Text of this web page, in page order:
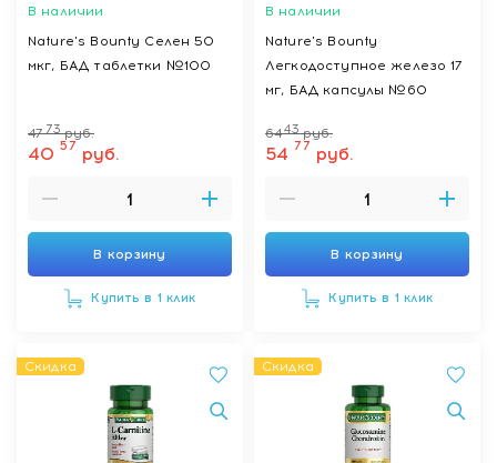
В наличии
Nature's Bounty Селен 50
мкг, БАД таблетки №100
47 73 руб.
40 57 руб.
В корзину
Купить в 1 клик
В наличии
Nature's Bounty
Легкодоступное железо 17
мг, БАД капсулы №60
6443 руб.
54 77 руб.
В корзину
Купить в 1 клик
Скидка Скидка